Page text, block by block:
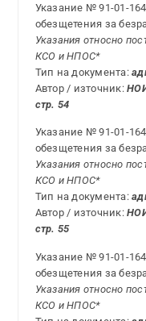
Указание № 91-01-
обезщетения за
Указания относно
КСО и НПОС*
Тип на документа:
Автор / източник:
стр. 54
Указание № 91-01-
обезщетения за
Указания относно
КСО и НПОС*
Тип на документа:
Автор / източник:
стр. 55
Указание № 91-01-
обезщетения за
Указания относно
КСО и НПОС*